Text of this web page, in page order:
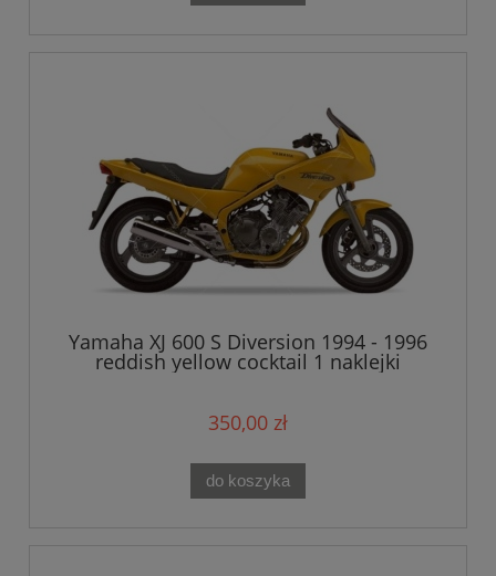
Yamaha XJ 600 S Diversion 1994 - 1996
reddish yellow cocktail 1 naklejki
350,00 zł
do koszyka